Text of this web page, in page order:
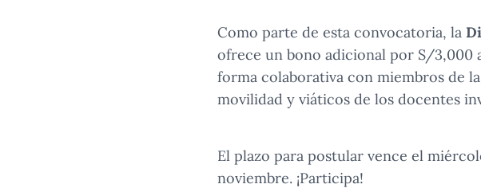
Como parte de esta convocatoria, la
ofrece un bono adicional por S/3,000
forma colaborativa con miembros de
movilidad y viáticos de los docentes
El plazo para postular vence el
noviembre. ¡Participa!